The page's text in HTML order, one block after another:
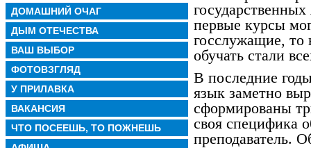
ДОМАШНИЙ ОЧАГ
ДЫМ ОТЕЧЕСТВА
ВАШ ВЫБОР
ФОТОВЗГЛЯД
У ПРИЛАВКА
ВАКАНСИЯ
ЧТО ПОСЕЕШЬ, ТО ПОЖНЕШЬ
первые курсы
госслужащие, то
обучать стали
В последние
язык заметно
сформированы
своя специфика
преподаватель.